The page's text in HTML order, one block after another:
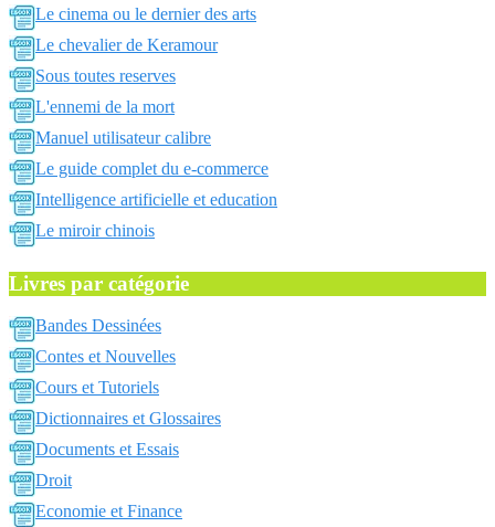
Le cinema ou le dernier des arts
Le chevalier de Keramour
Sous toutes reserves
L'ennemi de la mort
Manuel utilisateur calibre
Le guide complet du e-commerce
Intelligence artificielle et education
Le miroir chinois
Livres par catégorie
Bandes Dessinées
Contes et Nouvelles
Cours et Tutoriels
Dictionnaires et Glossaires
Documents et Essais
Droit
Economie et Finance